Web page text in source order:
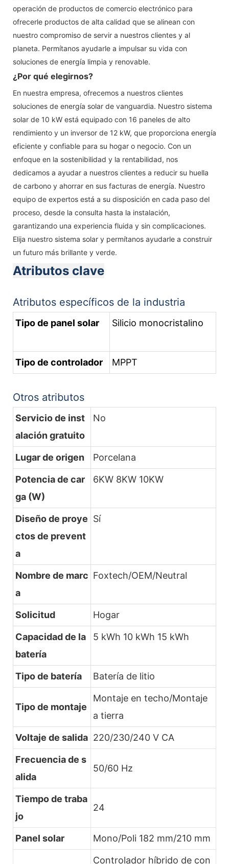
operación de productos de comercio electrónico para
ofrecerle productos de alta calidad que se alinean con
nuestro compromiso de servir a nuestros clientes y al
planeta. Permítanos ayudarle a impulsar su vida con
soluciones de energía limpia y renovable.
¿Por qué elegirnos?
En nuestra empresa, ofrecemos a nuestros clientes
soluciones de energía solar de vanguardia. Nuestro sistema
solar de 10 kW está equipado con 16 paneles de alto
rendimiento y un inversor de 12 kW, que proporciona energía
eficiente y confiable para su hogar o negocio. Con un
enfoque en la sostenibilidad y la rentabilidad, nos
dedicamos a ayudar a nuestros clientes a reducir su huella
de carbono y ahorrar en sus facturas de energía. Nuestro
equipo de expertos está a su disposición en cada paso del
proceso, desde la consulta hasta la instalación,
garantizando una experiencia fluida y sin complicaciones.
Elija nuestro sistema solar y permítanos ayudarle a construir
un futuro más brillante y verde.
Atributos clave
Atributos específicos de la industria
Tipo de panel solar Silicio monocristalino
Tipo de controlador MPPT
Otros atributos
Servicio de inst
alación gratuito
No
Lugar de origen Porcelana
Potencia de car
ga (W)
6KW 8KW 10KW
Diseño de proye
ctos de prevent
a
Sí
Nombre de marc
a
Foxtech/OEM/Neutral
Solicitud Hogar
Capacidad de la
batería
5 kWh 10 kWh 15 kWh
Tipo de batería Batería de litio
Tipo de montaje
Montaje en techo/Montaje
a tierra
Voltaje de salida 220/230/240 V CA
Frecuencia de s
alida
50/60 Hz
Tiempo de traba
jo
24
Panel solar Mono/Poli 182 mm/210 mm
Controlador híbrido de con